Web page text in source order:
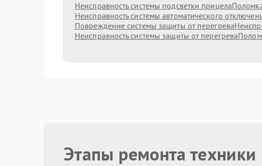
Неисправность системы подсветки прицела
Неисправность системы автоматического
Повреждение системы защиты от перегрева
Неисправность системы защиты от перегрева
Этапы ремонта